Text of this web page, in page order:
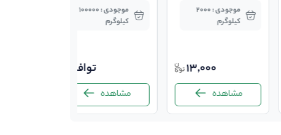
موجودی : 2000
کیلوگرم
13,000
مشاهده
موجودی : 100000
کیلوگرم
توافقی
مشاهده